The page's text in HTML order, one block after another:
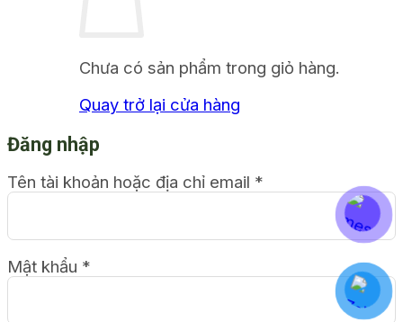
Chưa có sản phẩm trong giỏ hàng.
Quay trở lại cửa hàng
Đăng nhập
Tên tài khoản hoặc địa chỉ email *
Mật khẩu *